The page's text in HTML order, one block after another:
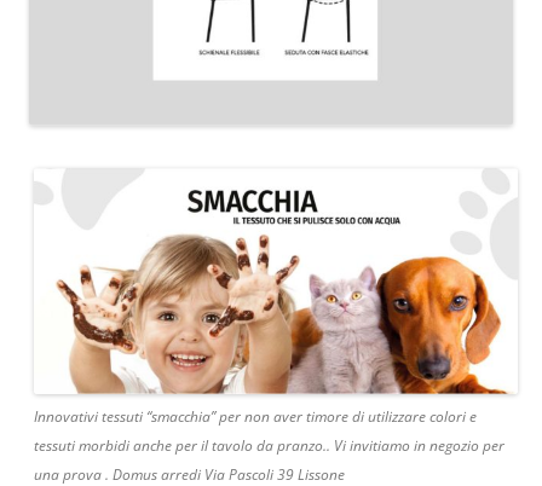
Innovativi tessuti “smacchia” per non aver timore di utilizzare colori e
tessuti morbidi anche per il tavolo da pranzo.. Vi invitiamo in negozio per
una prova . Domus arredi Via Pascoli 39 Lissone